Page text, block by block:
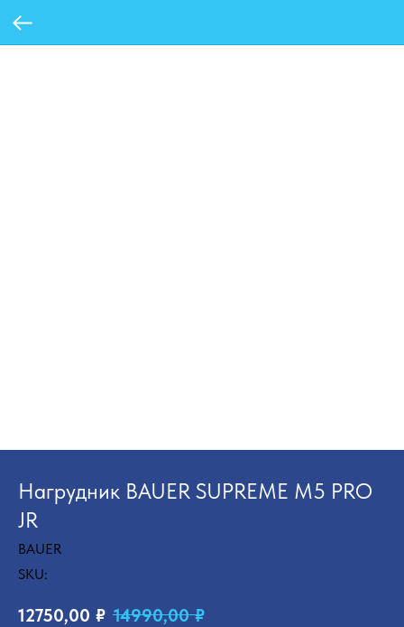
Нагрудник BAUER SUPREME M5 PRO
JR
BAUER
SKU:
12750,00 ₽ 14990,00 ₽